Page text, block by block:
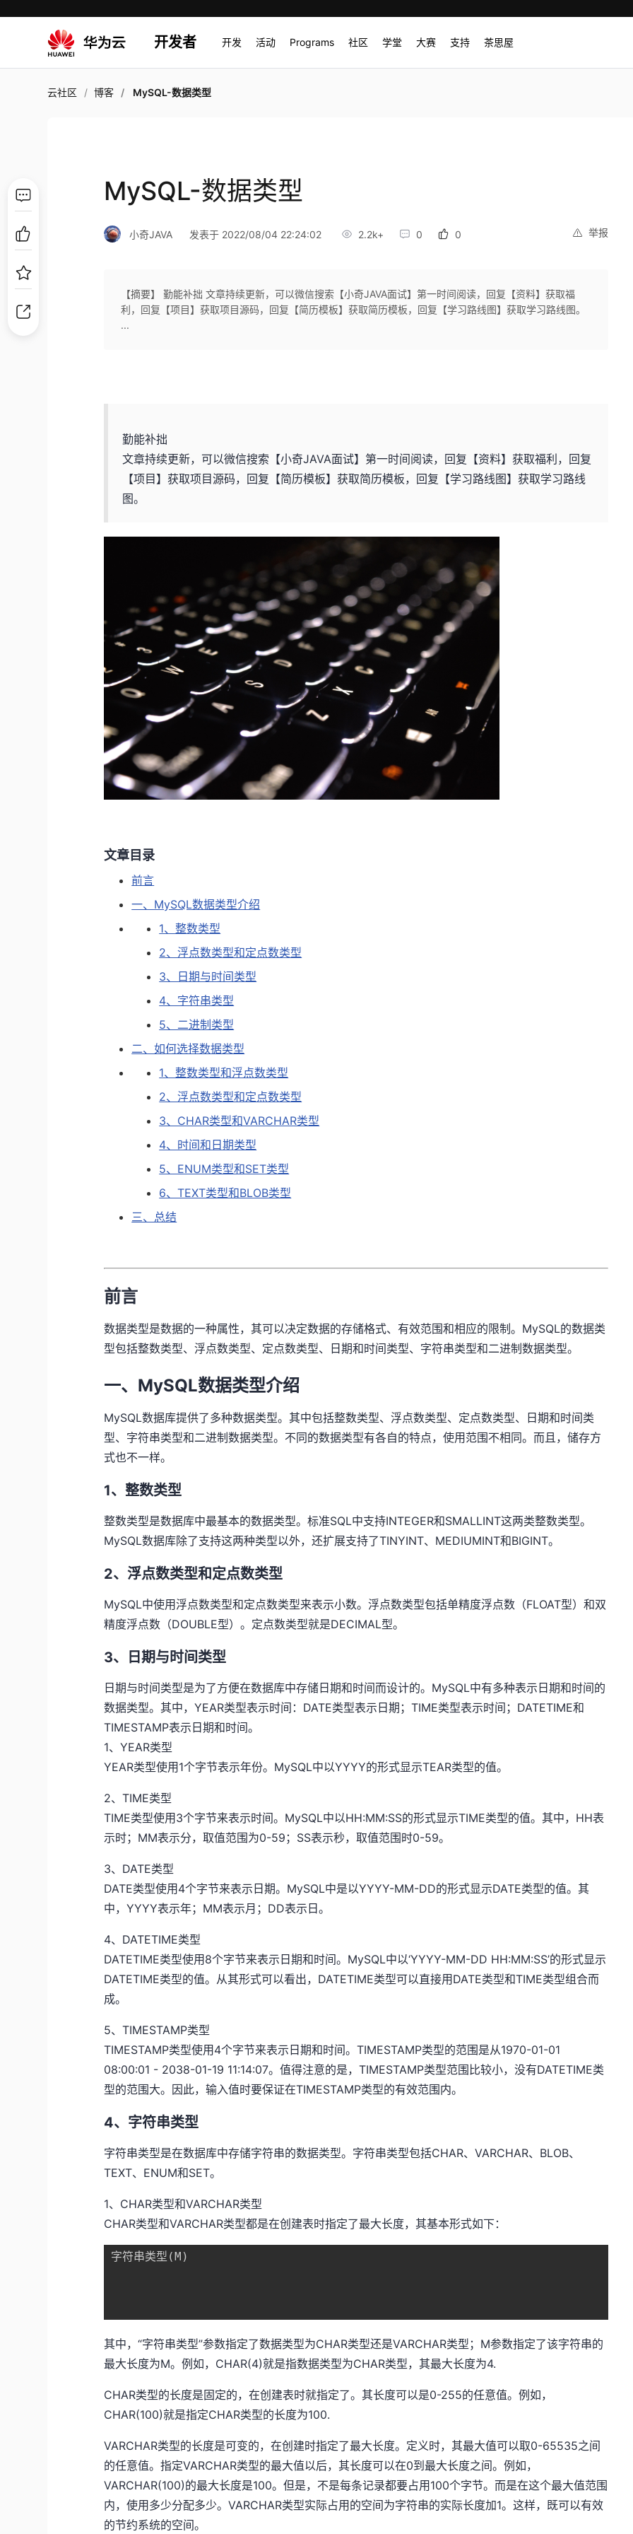
开发者 开发 活动 Programs 社区 学堂 大赛 支持 茶思屋
云社区 博客 MySQL-数据类型
MySQL-数据类型
举报
小奇JAVA 发表于 2022/08/04 22:24:02 2.2k+ 0 0
【摘要】 勤能补拙 文章持续更新，可以微信搜索【小奇JAVA面试】第一时间阅读，回复【资料】获取福
利，回复【项目】获取项目源码，回复【简历模板】获取简历模板，回复【学习路线图】获取学习路线图。
...
勤能补拙
文章持续更新，可以微信搜索【小奇JAVA面试】第一时间阅读，回复【资料】获取福利，回复
【项目】获取项目源码，回复【简历模板】获取简历模板，回复【学习路线图】获取学习路线
图。
文章目录
前言
一、MySQL数据类型介绍
1、整数类型
2、浮点数类型和定点数类型
3、日期与时间类型
4、字符串类型
5、二进制类型
二、如何选择数据类型
1、整数类型和浮点数类型
2、浮点数类型和定点数类型
3、CHAR类型和VARCHAR类型
4、时间和日期类型
5、ENUM类型和SET类型
6、TEXT类型和BLOB类型
三、总结
前言
数据类型是数据的一种属性，其可以决定数据的存储格式、有效范围和相应的限制。MySQL的数据类
型包括整数类型、浮点数类型、定点数类型、日期和时间类型、字符串类型和二进制数据类型。
一、MySQL数据类型介绍
MySQL数据库提供了多种数据类型。其中包括整数类型、浮点数类型、定点数类型、日期和时间类
型、字符串类型和二进制数据类型。不同的数据类型有各自的特点，使用范围不相同。而且，储存方
式也不一样。
1、整数类型
整数类型是数据库中最基本的数据类型。标准SQL中支持INTEGER和SMALLINT这两类整数类型。
MySQL数据库除了支持这两种类型以外，还扩展支持了TINYINT、MEDIUMINT和BIGINT。
2、浮点数类型和定点数类型
MySQL中使用浮点数类型和定点数类型来表示小数。浮点数类型包括单精度浮点数（FLOAT型）和双
精度浮点数（DOUBLE型）。定点数类型就是DECIMAL型。
3、日期与时间类型
日期与时间类型是为了方便在数据库中存储日期和时间而设计的。MySQL中有多种表示日期和时间的
数据类型。其中，YEAR类型表示时间：DATE类型表示日期；TIME类型表示时间；DATETIME和
TIMESTAMP表示日期和时间。
1、YEAR类型
YEAR类型使用1个字节表示年份。MySQL中以YYYY的形式显示TEAR类型的值。
2、TIME类型
TIME类型使用3个字节来表示时间。MySQL中以HH:MM:SS的形式显示TIME类型的值。其中，HH表
示时；MM表示分，取值范围为0-59；SS表示秒，取值范围时0-59。
3、DATE类型
DATE类型使用4个字节来表示日期。MySQL中是以YYYY-MM-DD的形式显示DATE类型的值。其
中，YYYY表示年；MM表示月；DD表示日。
4、DATETIME类型
DATETIME类型使用8个字节来表示日期和时间。MySQL中以‘YYYY-MM-DD HH:MM:SS’的形式显示
DATETIME类型的值。从其形式可以看出，DATETIME类型可以直接用DATE类型和TIME类型组合而
成。
5、TIMESTAMP类型
TIMESTAMP类型使用4个字节来表示日期和时间。TIMESTAMP类型的范围是从1970-01-01
08:00:01 - 2038-01-19 11:14:07。值得注意的是，TIMESTAMP类型范围比较小，没有DATETIME类
型的范围大。因此，输入值时要保证在TIMESTAMP类型的有效范围内。
4、字符串类型
字符串类型是在数据库中存储字符串的数据类型。字符串类型包括CHAR、VARCHAR、BLOB、
TEXT、ENUM和SET。
1、CHAR类型和VARCHAR类型
CHAR类型和VARCHAR类型都是在创建表时指定了最大长度，其基本形式如下：
字符串类型 ( M )
其中，“字符串类型”参数指定了数据类型为CHAR类型还是VARCHAR类型；M参数指定了该字符串的
最大长度为M。例如，CHAR(4)就是指数据类型为CHAR类型，其最大长度为4.
CHAR类型的长度是固定的，在创建表时就指定了。其长度可以是0-255的任意值。例如，
CHAR(100)就是指定CHAR类型的长度为100.
VARCHAR类型的长度是可变的，在创建时指定了最大长度。定义时，其最大值可以取0-65535之间
的任意值。指定VARCHAR类型的最大值以后，其长度可以在0到最大长度之间。例如，
VARCHAR(100)的最大长度是100。但是，不是每条记录都要占用100个字节。而是在这个最大值范围
内，使用多少分配多少。VARCHAR类型实际占用的空间为字符串的实际长度加1。这样，既可以有效
的节约系统的空间。